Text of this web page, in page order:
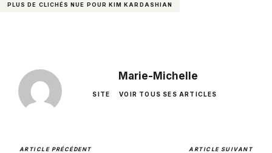
PLUS DE CLICHÉS NUE POUR KIM KARDASHIAN
Marie-Michelle
SITE VOIR TOUS SES ARTICLES
ARTICLE PRÉCÉDENT ARTICLE SUIVANT